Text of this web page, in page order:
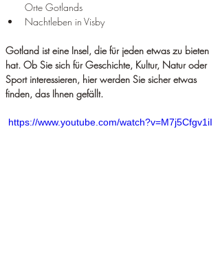
Orte Gotlands
Nachtleben in Visby
Gotland ist eine Insel, die für jeden etwas zu bieten
hat. Ob Sie sich für Geschichte, Kultur, Natur oder
Sport interessieren, hier werden Sie sicher etwas
finden, das Ihnen gefällt.
https://www.youtube.com/watch?v=M7j5Cfgv1iI